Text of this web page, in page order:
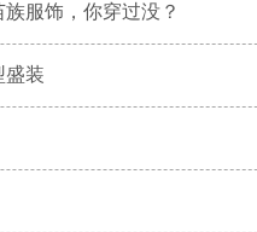
服饰，你穿过没？
盛装